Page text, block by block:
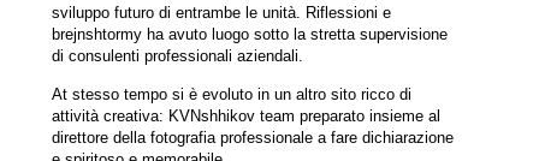
le loro attività di radiodiffusione.
Il concetto di
Entro cinque giorni il top management dell'azienda è stato
attivamente coinvolto nella sessione strategia sullo
sviluppo futuro di entrambe le unità. Riflessioni e